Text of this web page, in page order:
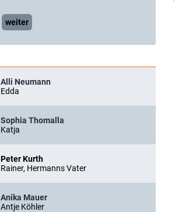
weiter
Alli Neumann
Edda
Sophia Thomalla
Katja
Peter Kurth
Rainer, Hermanns Vater
Anika Mauer
Antje Köhler